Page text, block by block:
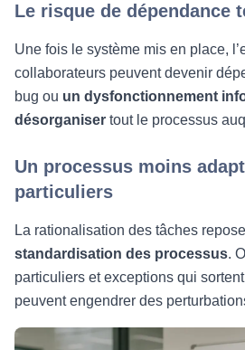
Le risque de dépendance
Une fois le système mis en place,
collaborateurs peuvent devenir
bug ou un dysfonctionnement
désorganiser tout le processus
Un processus moins
particuliers
La rationalisation des tâches
standardisation des processus.
particuliers et exceptions qui
peuvent engendrer des